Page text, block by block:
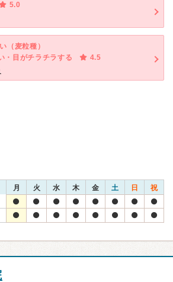
5.0
（麦粒種）
・目がチラチラする
4.5
月 火 水 木 金 土 日 祝